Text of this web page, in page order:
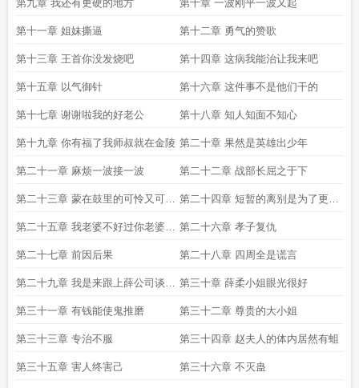
第九章 我还有更硬的地方 第十章 一波刚平一波又起
第十一章 姐妹撕逼 第十二章 勇气的赞歌
第十三章 王首你没发烧吧 第十四章 这病我能治让我来吧
第十五章 以气御针 第十六章 这件事不是他们干的
第十七章 谢谢啦我的好老公 第十八章 知人知面不知心
第十九章 你有福了我师叔就在金陵 第二十章 果然是英雄出少年
第二十一章 麻烦一波接一波 第二十二章 战部长屈之于下
第二十三章 蒙在鼓里的可怜又可恨
之人
第二十四章 短暂的离别是为了更好
的重逢
第二十五章 我老婆不好过你老婆更
难过
第二十六章 孝子复仇
第二十七章 前因后果 第二十八章 四周全是谎言
第二十九章 我是来跟上薛公司谈合
作的
第三十章 薛柔小姐眼光很好
第三十一章 有钱能使鬼推磨 第三十二章 尊贵的大小姐
第三十三章 专治不服 第三十四章 赵夫人的体内居然有蛆
第三十五章 害人终害己 第三十六章 不灭蛊